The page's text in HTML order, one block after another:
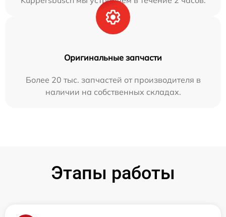
Оригинальные запчасти
Более 20 тыс. запчастей от производителя в
наличии на собственных складах.
Этапы работы